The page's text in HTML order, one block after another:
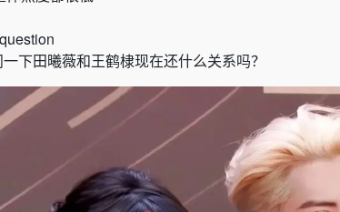
下田曦薇和王鹤棣现在还什么关系吗？